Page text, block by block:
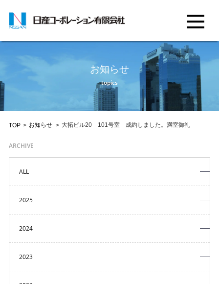
お知らせ
topics
TOP > お知らせ > 大拓ビル20 101号室 成約しました。満室御礼
ARCHIVE
ALL
2025
2024
2023